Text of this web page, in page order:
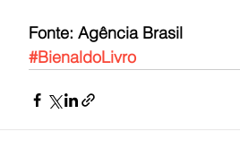
Fonte: Agência Brasil
#BienaldoLivro